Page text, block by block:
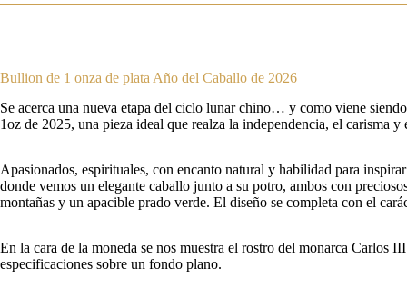
Bullion de 1 onza de plata Año del Caballo de 2026
Se acerca una nueva etapa del ciclo lunar chino… y como viene
1oz de 2025, una pieza ideal que realza la independencia, el carisma
Apasionados, espirituales, con encanto natural y habilidad para
donde vemos un elegante caballo junto a su potro, ambos con
montañas y un apacible prado verde. El diseño se completa con el
En la cara de la moneda se nos muestra el rostro del monarca Carlos
especificaciones sobre un fondo plano.